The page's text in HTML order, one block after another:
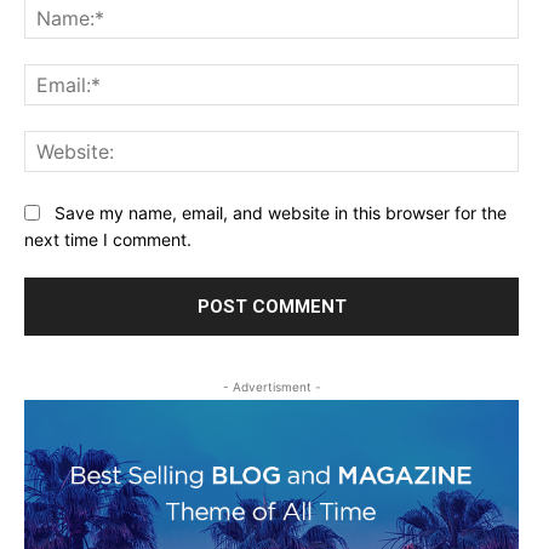
Save my name, email, and website in this browser for the
next time I comment.
- Advertisment -